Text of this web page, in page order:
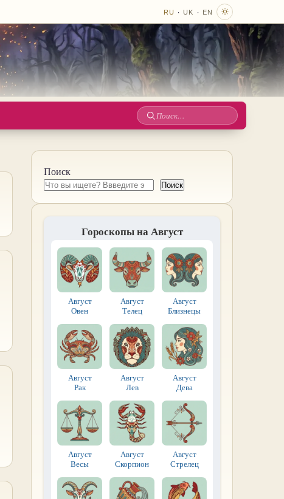
RU · UK · EN
Поиск
Поиск
Поиск
Гороскопы на Август
Август
Овен
Август
Телец
Август
Близнецы
Август
Рак
Август
Лев
Август
Дева
Август
Весы
Август
Скорпион
Август
Стрелец